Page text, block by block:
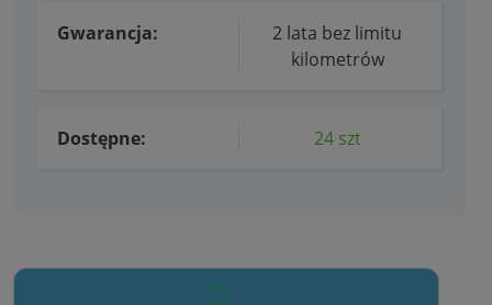
Gwarancja:
2 lata bez limitu
kilometrów
Dostępne: 24 szt